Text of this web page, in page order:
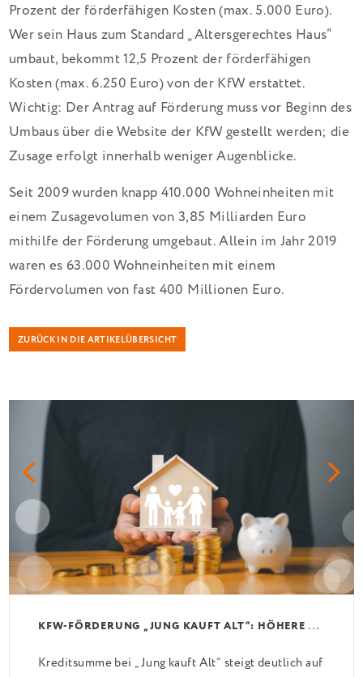
Prozent der förderfähigen Kosten (max. 5.000 Euro).
Wer sein Haus zum Standard „Altersgerechtes Haus“
umbaut, bekommt 12,5 Prozent der förderfähigen
Kosten (max. 6.250 Euro) von der KfW erstattet.
Wichtig: Der Antrag auf Förderung muss vor Beginn des
Umbaus über die Website der KfW gestellt werden; die
Zusage erfolgt innerhalb weniger Augenblicke.
Seit 2009 wurden knapp 410.000 Wohneinheiten mit
einem Zusagevolumen von 3,85 Milliarden Euro
mithilfe der Förderung umgebaut. Allein im Jahr 2019
waren es 63.000 Wohneinheiten mit einem
Fördervolumen von fast 400 Millionen Euro.
ZURÜCK IN DIE ARTIKELÜBERSICHT
K
FW-FÖRDERUNG „JUNG KAUFT ALT“: HÖHERE KREDITE AB AUGUST 2026
Kreditsumme bei „Jung kauft Alt“ steigt deutlich auf